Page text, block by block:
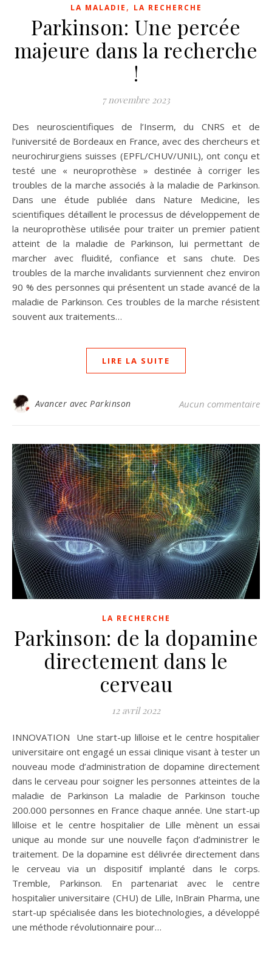
LA MALADIE , LA RECHERCHE
Parkinson: Une percée
majeure dans la recherche
!
7 novembre 2023
Des neuroscientifiques de l’Inserm, du CNRS et de
l’université de Bordeaux en France, avec des chercheurs et
neurochirurgiens suisses (EPFL/CHUV/UNIL), ont conçu et
testé une « neuroprothèse » destinée à corriger les
troubles de la marche associés à la maladie de Parkinson.
Dans une étude publiée dans Nature Medicine, les
scientifiques détaillent le processus de développement de
la neuroprothèse utilisée pour traiter un premier patient
atteint de la maladie de Parkinson, lui permettant de
marcher avec fluidité, confiance et sans chute. Des
troubles de la marche invalidants surviennent chez environ
90 % des personnes qui présentent un stade avancé de la
maladie de Parkinson. Ces troubles de la marche résistent
souvent aux traitements…
LIRE LA SUITE
Avancer avec Parkinson Aucun commentaire
LA RECHERCHE
Parkinson: de la dopamine
directement dans le
cerveau
12 avril 2022
INNOVATION Une start-up lilloise et le centre hospitalier
universitaire ont engagé un essai clinique visant à tester un
nouveau mode d’administration de dopamine directement
dans le cerveau pour soigner les personnes atteintes de la
maladie de Parkinson La maladie de Parkinson touche
200.000 personnes en France chaque année. Une start-up
lilloise et le centre hospitalier de Lille mènent un essai
unique au monde sur une nouvelle façon d’administrer le
traitement. De la dopamine est délivrée directement dans
le cerveau via un dispositif implanté dans le corps.
Tremble, Parkinson. En partenariat avec le centre
hospitalier universitaire (CHU) de Lille, InBrain Pharma, une
start-up spécialisée dans les biotechnologies, a développé
une méthode révolutionnaire pour…